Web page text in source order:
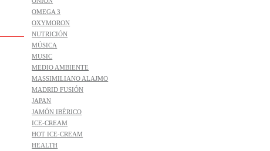
OMEGA 3
OXYMORON
NUTRICIÓN
MÚSICA
MUSIC
MEDIO AMBIENTE
MASSIMILIANO ALAJMO
MADRID FUSIÓN
JAPAN
JAMÓN IBÉRICO
ICE-CREAM
HOT ICE-CREAM
HEALTH